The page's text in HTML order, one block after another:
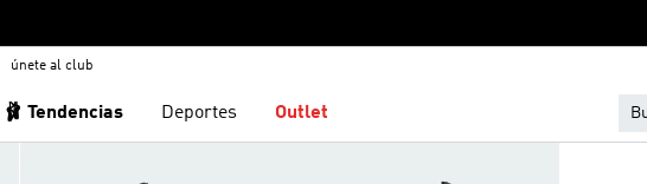
únete al club
🩰 Tendencias Deportes Outlet